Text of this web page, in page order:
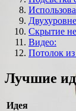
Скрытие
Видео:
Потолок
Лучшие
Идея